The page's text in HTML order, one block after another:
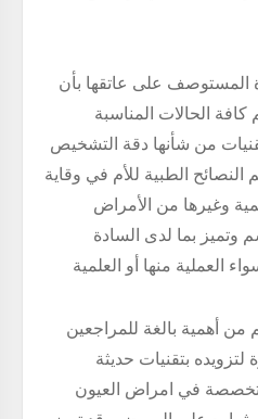
على عاتقها بأن
كافة الحالات المناسبة
من شأنها دقة التشخيص
الطبية للأم في وقاية
وغيرها من الأمراض
وتميز بما لدى السادة
العملية منها أو العلمية
من أهمية بالغة للمراجعين
بتقنيات حديثة
في امراض العيون